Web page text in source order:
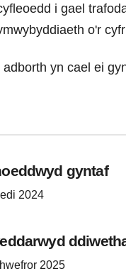
i gael
o'r
adborth yn cael ei
gyntaf
2024
2025